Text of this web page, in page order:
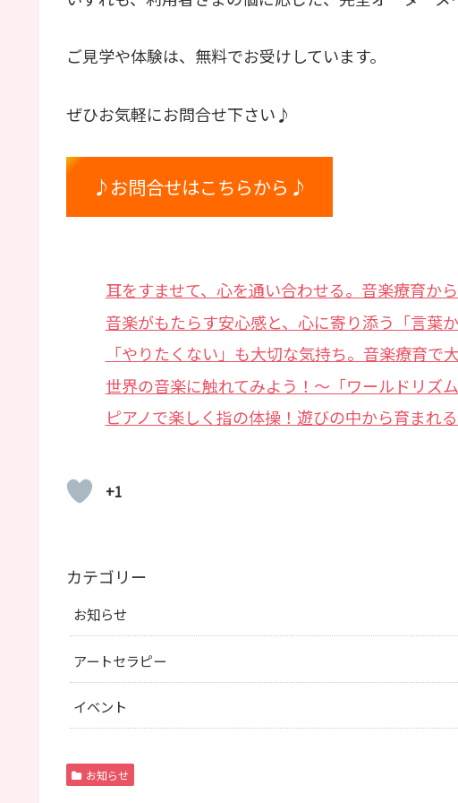
ご見学や体験は、無料でお受けしています。
ぜひお気軽にお問合せ下さい♪
♪お問合せはこちらから♪
耳をすませて、心を通い合わせる。音楽療育か
音楽がもたらす安心感と、心に寄り添う「言葉
「やりたくない」も大切な気持ち。音楽療育で
世界の音楽に触れてみよう！〜「ワールドリズ
ピアノで楽しく指の体操！遊びの中から育まれ
+1
カテゴリー
お知らせ
アートセラピー
イベント
お知らせ